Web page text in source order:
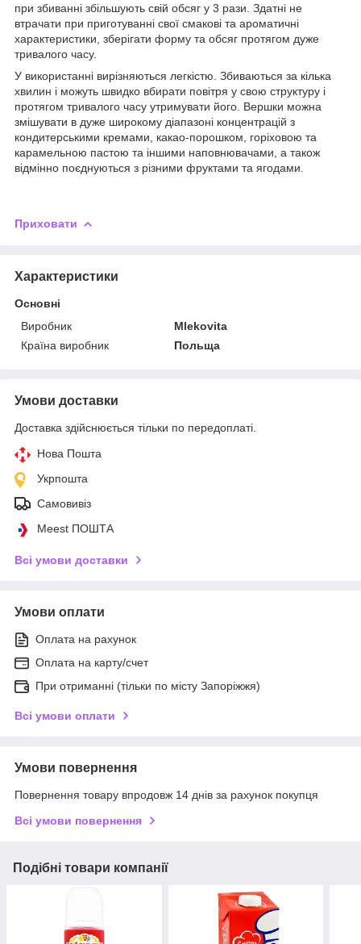
при збиванні збільшують свій обсяг у 3 рази. Здатні не
втрачати при приготуванні свої смакові та ароматичні
характеристики, зберігати форму та обсяг протягом дуже
тривалого часу.
У використанні вирізняються легкістю. Збиваються за кілька
хвилин і можуть швидко вбирати повітря у свою структуру і
протягом тривалого часу утримувати його. Вершки можна
змішувати в дуже широкому діапазоні концентрацій з
кондитерськими кремами, какао-порошком, горіховою та
карамельною пастою та іншими наповнювачами, а також
відмінно поєднуються з різними фруктами та ягодами.
Приховати
Характеристики
Основні
Виробник
Mlekovita
Країна виробник
Польща
Умови доставки
Доставка здійснюється тільки по передоплаті.
Нова Пошта
Укрпошта
Самовивіз
Meest ПОШТА
Всі умови доставки
Умови оплати
Оплата на рахунок
Оплата на карту/счет
При отриманні (тільки по місту Запоріжжя)
Всі умови оплати
Умови повернення
Повернення товару впродовж 14 днів за рахунок покупця
Всі умови повернення
Подібні товари компанії